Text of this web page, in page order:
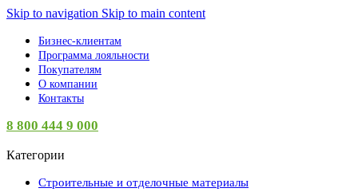
Skip to navigation Skip to main content
Бизнес-клиентам
Программа лояльности
Покупателям
О компании
Контакты
8 800 444 9 000
Категории
Строительные и отделочные материалы